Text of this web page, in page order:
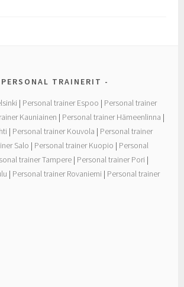
PERSONAL TRAINERIT
| Personal trainer Espoo | Personal trainer
Kauniainen | Personal trainer Hämeenlinna |
| Personal trainer Kouvola | Personal trainer
Salo | Personal trainer Kuopio | Personal
trainer Tampere | Personal trainer Pori |
| Personal trainer Rovaniemi | Personal trainer